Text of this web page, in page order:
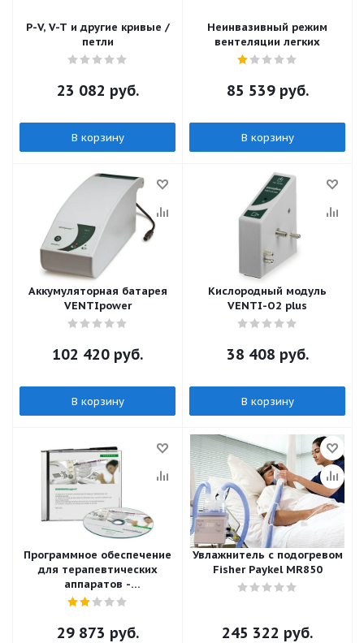
P-V, V-T и другие кривые /
петли
23 082 руб.
В корзину
Неинвазивный режим
вентеляции легких
85 539руб.
В корзину
Аккумуляторная батарея
VENTIpower
102 420 руб.
В корзину
Кислородный модуль
VENTI-O2 plus
38 408 руб.
В корзину
Программное обеспечение
для терапевтических
аппаратов -
WEINMANNsupport
29 873 руб.
Увлажнитель с подогревом
Fisher Paykel MR850
245 322 руб.